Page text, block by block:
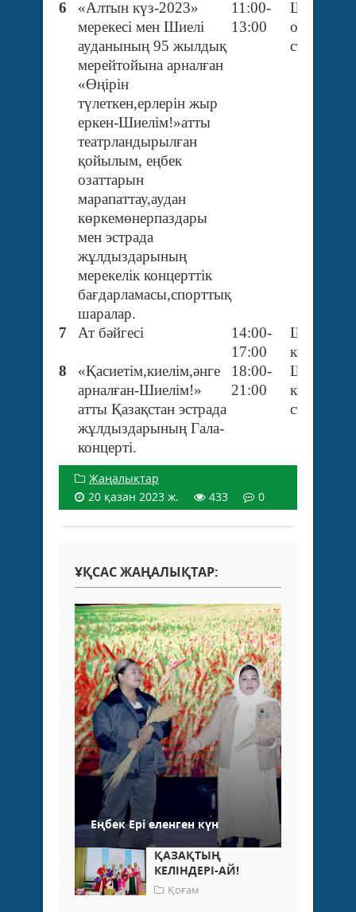
6
«Алтын күз-2023»
мерекесі мен Шиелі
ауданының 95 жылдық
мерейтойына арналған
«Өңірін
түлеткен,ерлерін жыр
еркен-Шиелім!»атты
театрландырылған
қойылым, еңбек
озаттарын
марапаттау,аудан
көркемөнерпаздары
мен эстрада
жұлдыздарының
мерекелік концерттік
бағдарламасы,спорттық
шаралар.
11:00-
13:00
Шиелі
орталық
стадион
7 Ат бәйгесі
14:00-
17:00
Шиелі
8
«Қасиетім,киелім,әнге
арналған-Шиелім!»
атты Қазақстан эстрада
жұлдыздарының Гала-
концерті.
18:00-
21:00
Шиелі
стадион
Жаңалықтар
20 қазан 2023 ж.
433 0
ҰҚСАС ЖАҢАЛЫҚТАР:
Еңбек Ері еленген күн
ҚАЗАҚТЫҢ
КЕЛІНДЕРІ-АЙ!
Қоғам